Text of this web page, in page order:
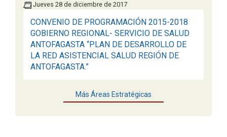
Jueves 28 de diciembre de 2017
CONVENIO DE PROGRAMACIÓN 2015-2018
GOBIERNO REGIONAL- SERVICIO DE SALUD
ANTOFAGASTA “PLAN DE DESARROLLO DE
LA RED ASISTENCIAL SALUD REGIÓN DE
ANTOFAGASTA.”
Más Áreas Estratégicas